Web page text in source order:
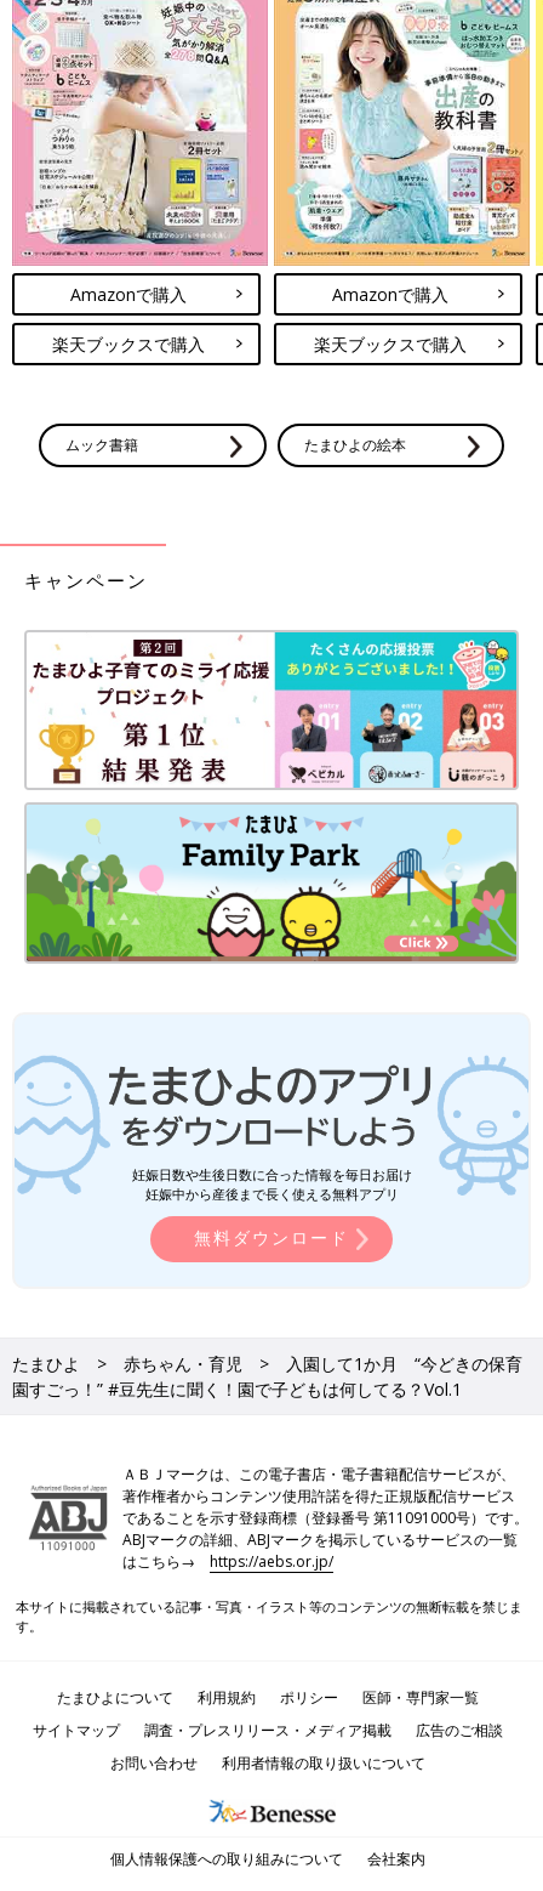
Amazonで購入
楽天ブックスで購入
Amazonで購入
楽天ブックスで購入
ムック書籍 たまひよの絵本
キャンペーン
妊娠日数や生後日数に合った情報を毎日お届け
妊娠中から産後まで長く使える無料アプリ
無料ダウンロード
たまひよ 赤ちゃん・育児
入園して1か月 “今どきの保育
園すごっ！” #豆先生に聞く！園で子どもは何してる？Vol.1
ＡＢＪマークは、この電子書店・電子書籍配信サービスが、
著作権者からコンテンツ使用許諾を得た正規版配信サービス
であることを示す登録商標（登録番号 第11091000号）です。
ABJマークの詳細、ABJマークを掲示しているサービスの一覧
はこちら→https://aebs.or.jp/
本サイトに掲載されている記事・写真・イラスト等のコンテンツの無断転載を禁じま
す。
たまひよについて 利用規約 ポリシー
医師・専門家一覧
サイトマップ
調査・プレスリリース・メディア掲載
広告のご相談
お問い合わせ
利用者情報の取り扱いについて
個人情報保護への取り組みについて 会社案内